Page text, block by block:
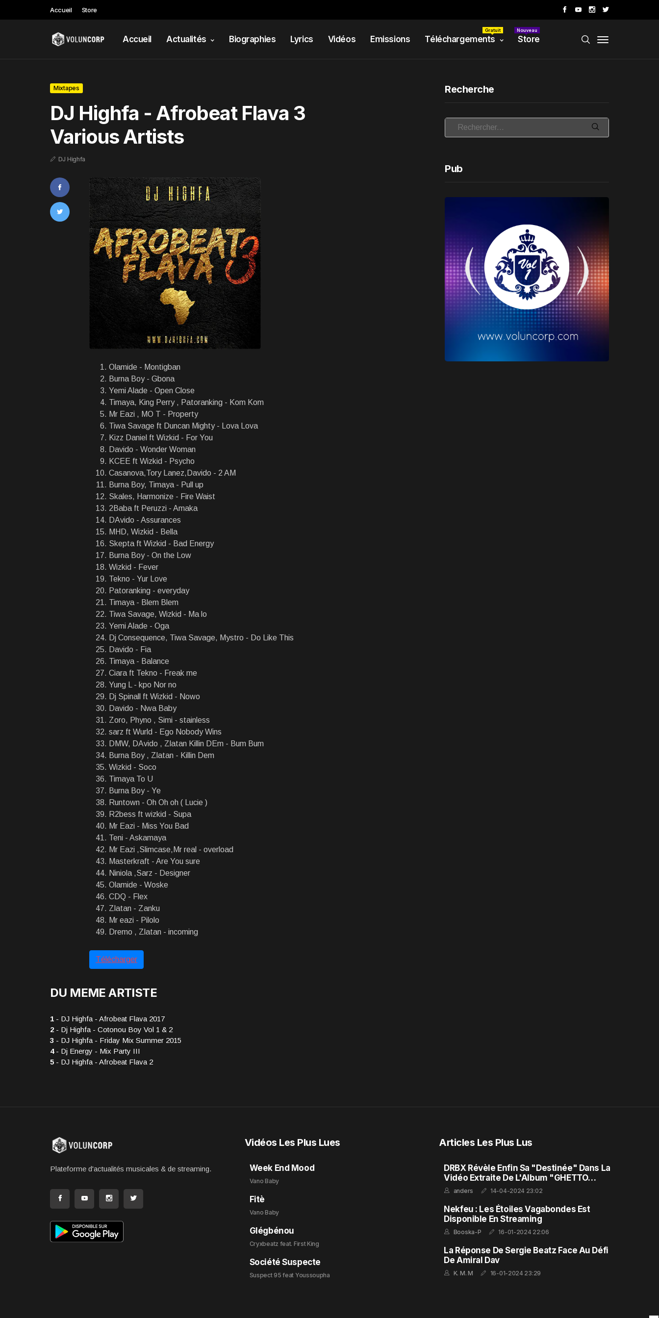
Accueil Store
Accueil Actualités Biographies Lyrics Vidéos Emissions Téléchargements
Gratuit
Store
Nouveau
Mixtapes
DJ Highfa - Afrobeat Flava 3
Various Artists
DJ Highfa
Olamide - Montigban
Burna Boy - Gbona
Yemi Alade - Open Close
Timaya, King Perry , Patoranking - Kom Kom
Mr Eazi , MO T - Property
Tiwa Savage ft Duncan Mighty - Lova Lova
Kizz Daniel ft Wizkid - For You
Davido - Wonder Woman
KCEE ft Wizkid - Psycho
Casanova,Tory Lanez,Davido - 2 AM
Burna Boy, Timaya - Pull up
Skales, Harmonize - Fire Waist
2Baba ft Peruzzi - Amaka
DAvido - Assurances
MHD, Wizkid - Bella
Skepta ft Wizkid - Bad Energy
Burna Boy - On the Low
Wizkid - Fever
Tekno - Yur Love
Patoranking - everyday
Timaya - Blem Blem
Tiwa Savage, Wizkid - Ma lo
Yemi Alade - Oga
Dj Consequence, Tiwa Savage, Mystro - Do Like This
Davido - Fia
Timaya - Balance
Ciara ft Tekno - Freak me
Yung L - kpo Nor no
Dj Spinall ft Wizkid - Nowo
Davido - Nwa Baby
Zoro, Phyno , Simi - stainless
sarz ft Wurld - Ego Nobody Wins
DMW, DAvido , Zlatan Killin DEm - Bum Bum
Burna Boy , Zlatan - Killin Dem
Wizkid - Soco
Timaya To U
Burna Boy - Ye
Runtown - Oh Oh oh ( Lucie )
R2bess ft wizkid - Supa
Mr Eazi - Miss You Bad
Teni - Askamaya
Mr Eazi ,Slimcase,Mr real - overload
Masterkraft - Are You sure
Niniola ,Sarz - Designer
Olamide - Woske
CDQ - Flex
Zlatan - Zanku
Mr eazi - Pilolo
Dremo , Zlatan - incoming
Télécharger
DU MEME ARTISTE
1 - DJ Highfa - Afrobeat Flava 2017
2 - Dj Highfa - Cotonou Boy Vol 1 & 2
3 - DJ Highfa - Friday Mix Summer 2015
4- Dj Energy - Mix Party III
5 - DJ Highfa - Afrobeat Flava 2
Recherche
Pub
Plateforme d'actualités musicales & de streaming.
Vidéos Les Plus Lues
Week End Mood
Vano Baby
Fitè
Vano Baby
Glégbénou
Cryxbeatz feat. First King
Société Suspecte
Suspect 95 feat Youssoupha
Articles Les Plus Lus
DRBX Révèle Enfin Sa "Destinée" Dans La
Vidéo Extraite De L'Album "GHETTO
FEELING"
anders 14-04-2024 23:02
Nekfeu : Les Étoiles Vagabondes Est
Disponible En Streaming
Booska-P 16-01-2024 22:06
La Réponse De Sergie Beatz Face Au Défi
De Amiral Dav
K. M. M 16-01-2024 23:29